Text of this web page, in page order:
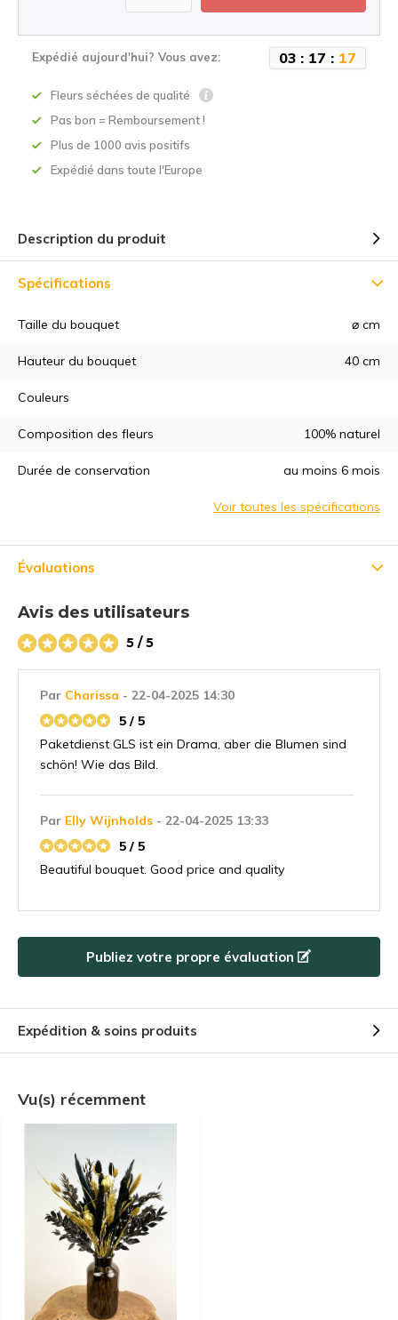
Expédié aujourd'hui? Vous avez: 03 : 17 : 17
Fleurs séchées de qualité
Pas bon = Remboursement !
Plus de 1000 avis positifs
Expédié dans toute l'Europe
Description du produit
Spécifications
Taille du bouquet ⌀ cm
Hauteur du bouquet 40 cm
Couleurs
Composition des fleurs 100% naturel
Durée de conservation au moins 6 mois
Voir toutes les spécifications
Évaluations
Avis des utilisateurs
5 / 5
Par Charissa - 22-04-2025 14:30
5 / 5
Paketdienst GLS ist ein Drama, aber die Blumen sind
schön! Wie das Bild.
Par Elly Wijnholds - 22-04-2025 13:33
5 / 5
Beautiful bouquet. Good price and quality
Publiez votre propre évaluation
Expédition & soins produits
Vu(s) récemment